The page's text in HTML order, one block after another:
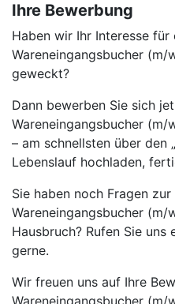
Ihre Bewerbung
Haben wir Ihr Interesse für
Wareneingangsbucher
geweckt?
Dann bewerben Sie sich
Wareneingangsbucher
– am schnellsten über den
Lebenslauf hochladen,
Sie haben noch Fragen
Wareneingangsbucher
Hausbruch? Rufen Sie
gerne.
Wir freuen uns auf Ihre
Wareneingangsbucher